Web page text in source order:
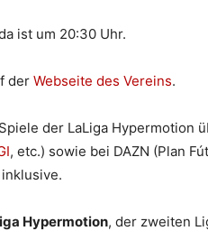
ist um 20:30 Uhr.
der Webseite des Vereins.
der LaLiga Hypermotion
, etc.) sowie bei DAZN (Plan
Hypermotion, der zweiten